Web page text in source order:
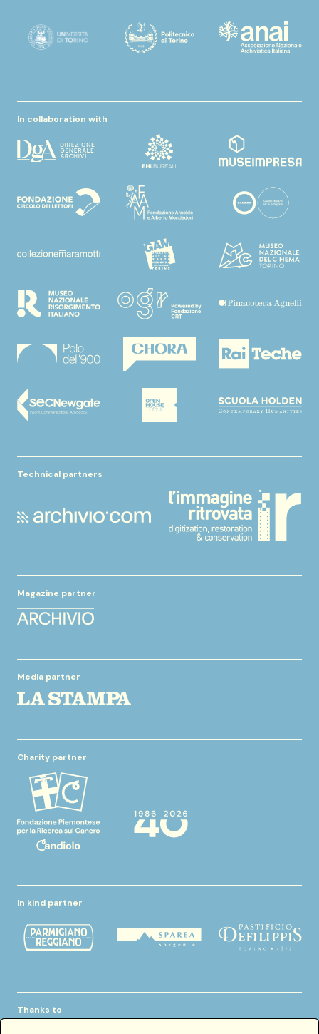
In collaboration with
Technical partners
Magazine partner
Media partner
Charity partner
In kind partner
Thanks to